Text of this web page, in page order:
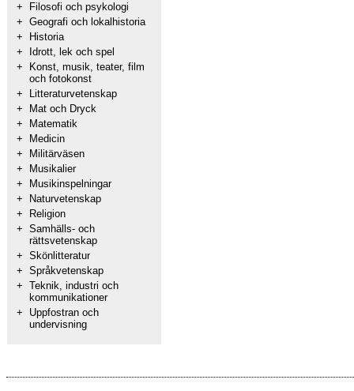
+
Filosofi och psykologi
+ Geografi och lokalhistoria
+
Historia
+
Idrott, lek och spel
+
Konst, musik, teater, film
och fotokonst
+
Litteraturvetenskap
+
Mat och Dryck
+
Matematik
+
Medicin
+
Militärväsen
+
Musikalier
+
Musikinspelningar
+
Naturvetenskap
+
Religion
+ Samhälls- och
rättsvetenskap
+ Skönlitteratur
+ Språkvetenskap
+ Teknik, industri och
kommunikationer
+
Uppfostran och
undervisning